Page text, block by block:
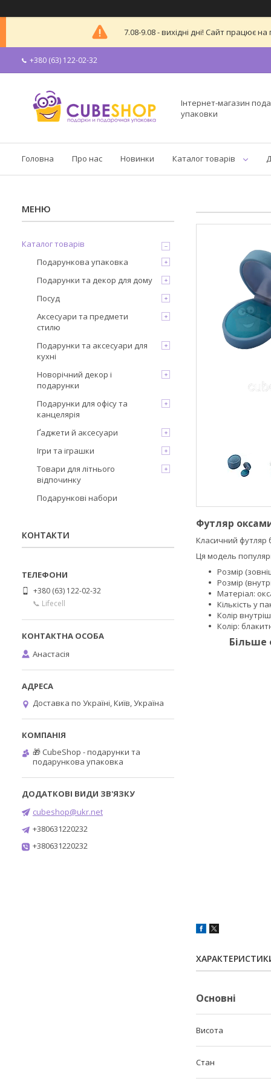
7.08-9.08 - вихідні дні! Сайт працює
+380 (63) 122-02-32
Інтернет-магазин
упаковки
Головна Про нас Новинки Каталог товарів
Футляр
Класичний футляр
Ця модель
Розмір
Розмір
Матеріал:
Кількість у
Колір
Колір:
Більше
Основні
Висота
Стан
Каталог товарів
Подарункова упаковка
Подарунки та декор для дому
Посуд
Аксесуари та предмети
стилю
Подарунки та аксесуари для
кухні
Новорічний декор і
подарунки
Подарунки для офісу та
канцелярія
Ґаджети й аксесуари
Ігри та іграшки
Товари для літнього
відпочинку
Подарункові набори
КОНТАКТИ
+380 (63) 122-02-32
📞 Lifecell
Анастасія
Доставка по Україні, Київ, Україна
🎁 CubeShop - подарунки та
подарункова упаковка
cubeshop@ukr.net
+380631220232
+380631220232